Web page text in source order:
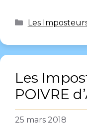
Les
Les
POIVRE
25 mars 2018